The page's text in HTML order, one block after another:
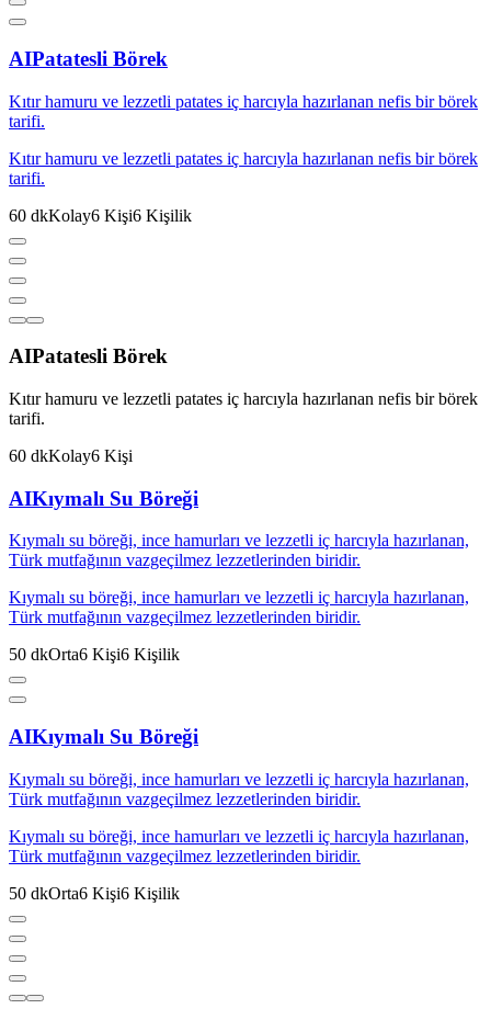
AIPatatesli Börek
Kıtır hamuru ve lezzetli patates iç harcıyla hazırlanan nefis bir börek
tarifi.
Kıtır hamuru ve lezzetli patates iç harcıyla hazırlanan nefis bir börek
tarifi.
60 dkKolay6 Kişi6 Kişilik
AIPatatesli Börek
Kıtır hamuru ve lezzetli patates iç harcıyla hazırlanan nefis bir börek
tarifi.
60 dkKolay6 Kişi
AIKıymalı Su Böreği
Kıymalı su böreği, ince hamurları ve lezzetli iç harcıyla hazırlanan,
Türk mutfağının vazgeçilmez lezzetlerinden biridir.
Kıymalı su böreği, ince hamurları ve lezzetli iç harcıyla hazırlanan,
Türk mutfağının vazgeçilmez lezzetlerinden biridir.
50 dkOrta6 Kişi6 Kişilik
AIKıymalı Su Böreği
Kıymalı su böreği, ince hamurları ve lezzetli iç harcıyla hazırlanan,
Türk mutfağının vazgeçilmez lezzetlerinden biridir.
Kıymalı su böreği, ince hamurları ve lezzetli iç harcıyla hazırlanan,
Türk mutfağının vazgeçilmez lezzetlerinden biridir.
50 dkOrta6 Kişi6 Kişilik